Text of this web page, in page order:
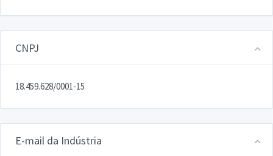
CNPJ
18.459.628/0001-15
E-mail da Indústria